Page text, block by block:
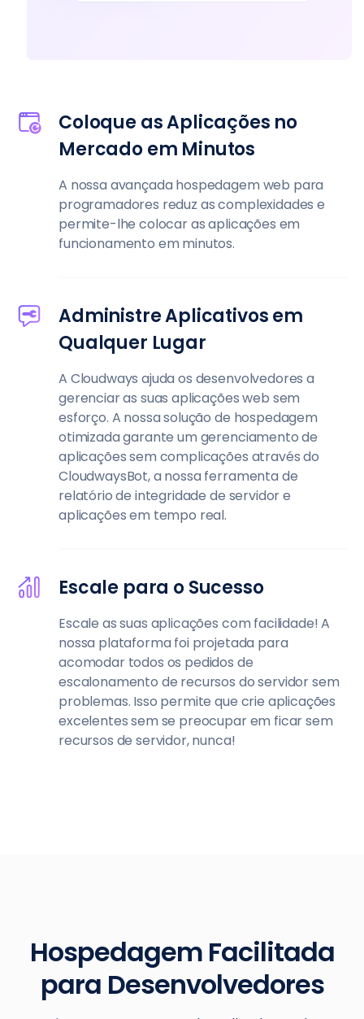
Coloque as Aplicações no
Mercado em Minutos
A nossa avançada hospedagem web para
programadores reduz as complexidades e
permite-lhe colocar as aplicações em
funcionamento em minutos.
Administre Aplicativos em
Qualquer Lugar
A Cloudways ajuda os desenvolvedores a
gerenciar as suas aplicações web sem
esforço. A nossa solução de hospedagem
otimizada garante um gerenciamento de
aplicações sem complicações através do
CloudwaysBot, a nossa ferramenta de
relatório de integridade de servidor e
aplicações em tempo real.
Escale para o Sucesso
Escale as suas aplicações com facilidade! A
nossa plataforma foi projetada para
acomodar todos os pedidos de
escalonamento de recursos do servidor sem
problemas. Isso permite que crie aplicações
excelentes sem se preocupar em ficar sem
recursos de servidor, nunca!
Hospedagem Facilitada
para Desenvolvedores